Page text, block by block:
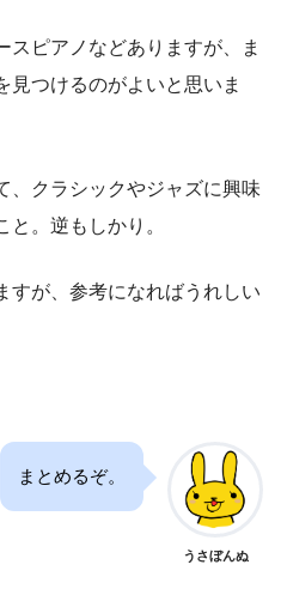
スピアノなどありますが、ま
見つけるのがよいと思いま
、クラシックやジャズに興味
。逆もしかり。
すが、参考になればうれしい
まとめるぞ。
うさぼんぬ